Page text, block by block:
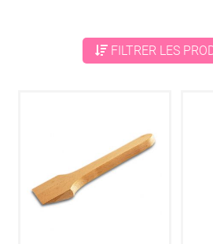
FILTRER LES